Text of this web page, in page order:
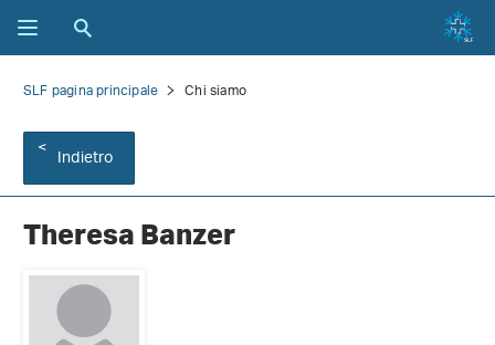
SLF pagina principale Chi siamo
Indietro
Theresa Banzer